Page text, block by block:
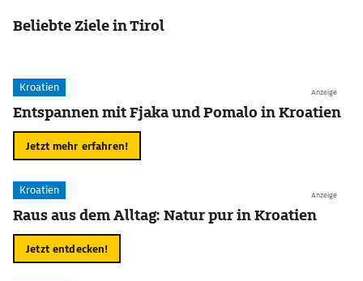
Beliebte Ziele in Tirol
Anzeige
Kroatien
Entspannen mit Fjaka und Pomalo in Kroatien
Jetzt mehr erfahren!
Anzeige
Kroatien
Raus aus dem Alltag: Natur pur in Kroatien
Jetzt entdecken!